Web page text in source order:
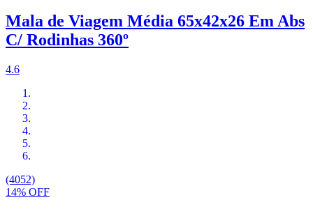
Mala de Viagem Média 65x42x26 Em Abs
C/ Rodinhas 360º
4.6
(4052)
14% OFF